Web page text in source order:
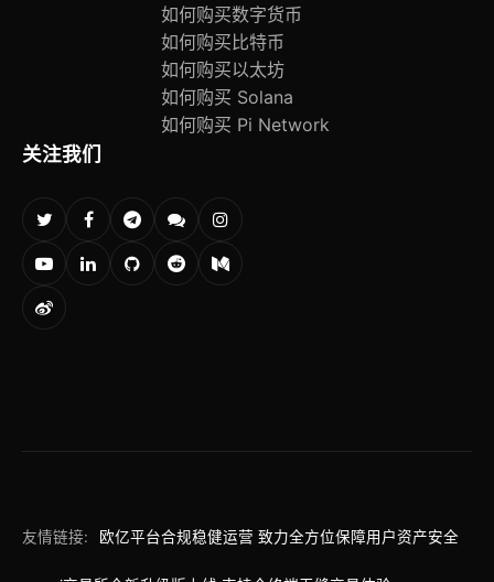
关注我们
如何购买数字货币
如何购买比特币
如何购买以太坊
如何购买 Solana
如何购买 Pi Network
友情链接: 欧亿平台合规稳健运营 致力全方位保障用户资产安全